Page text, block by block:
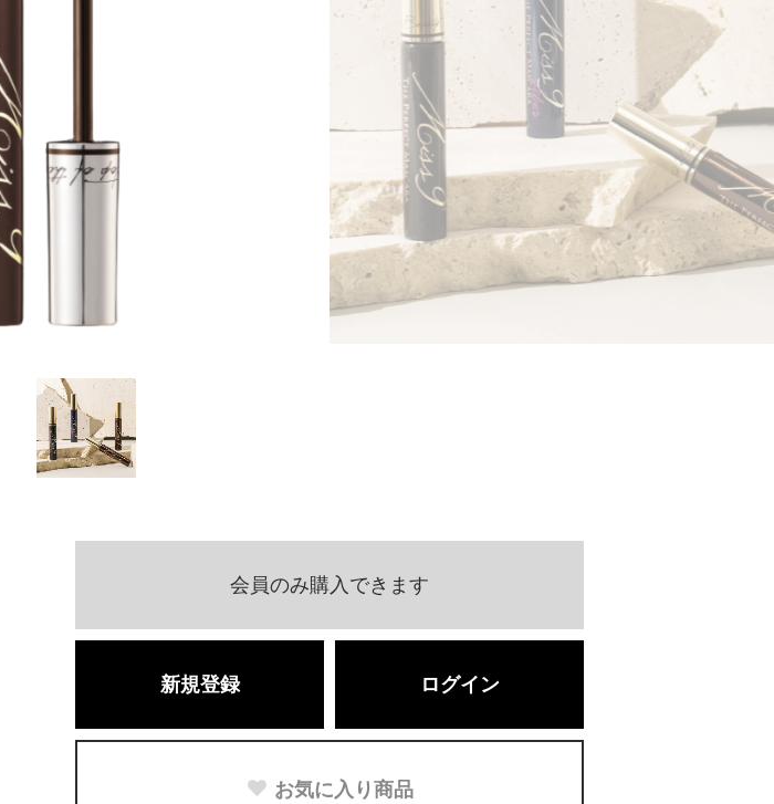
会員のみ購入できます
新規登録 ログイン
お気に入り商品